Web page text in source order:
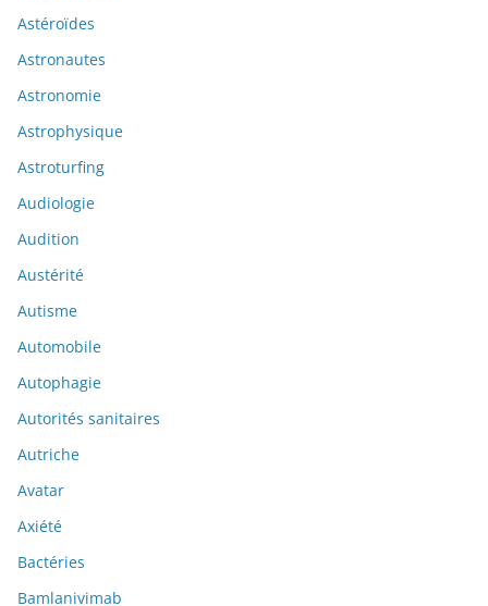
Astéroïdes
Astronautes
Astronomie
Astrophysique
Astroturfing
Audiologie
Audition
Austérité
Autisme
Automobile
Autophagie
Autorités sanitaires
Autriche
Avatar
Axiété
Bactéries
Bamlanivimab